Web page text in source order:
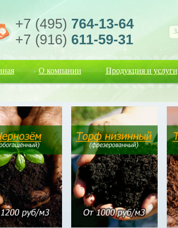
+7 (495) 764-13-64
+7 (916) 611-59-31
О компании Продукция и услуги